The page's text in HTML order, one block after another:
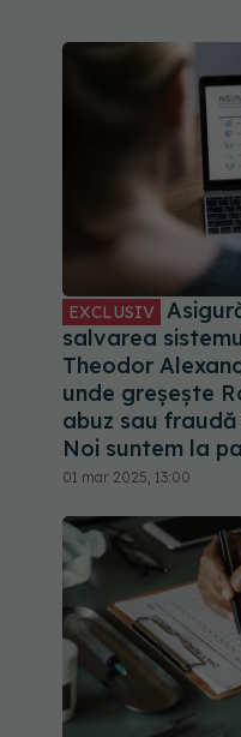
EXCLUSIV
salvarea
Theodor
unde greșește
abuz sau
Noi suntem la
01 mar 2025, 13:00